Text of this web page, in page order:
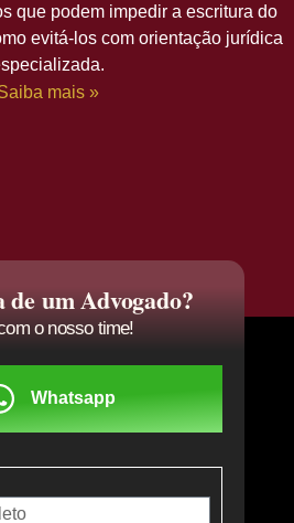
que podem impedir a escritura do
evitá-los com orientação jurídica
mais »
de um Advogado?
o nosso time!
Whatsapp